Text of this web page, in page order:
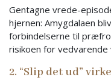
Gentagne vrede-
hjernen: Amygdalaen
forbindelserne til
risikoen for
2. “Slip det ud”